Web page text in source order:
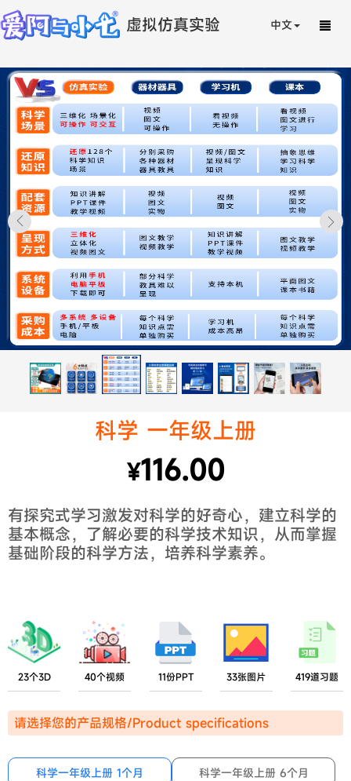
虚拟仿真实验 中文
科学 一年级上册
¥116.00
有探究式学习激发对科学的好奇心，建立科学的
基本概念，了解必要的科学技术知识，从而掌握
基础阶段的科学方法，培养科学素养。
23个3D 40个视频 11份PPT 33张图片 419道习题
请选择您的产品规格/Product specifications
科学一年级上册 1个月
科学一年级上册 6个月